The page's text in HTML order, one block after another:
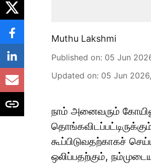
Muthu Lakshmi
Published on: 05 Jun
Updated on: 05 Jun
நாம் அனைவரும்
கூப்பிடுவதற்காகச்
ஒலிப்பதற்கும்,